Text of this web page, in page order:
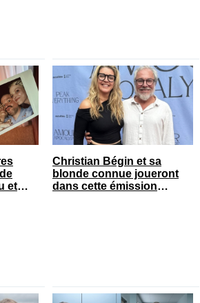
et
Christian Bégin et sa
blonde connue joueront
dans cette émission